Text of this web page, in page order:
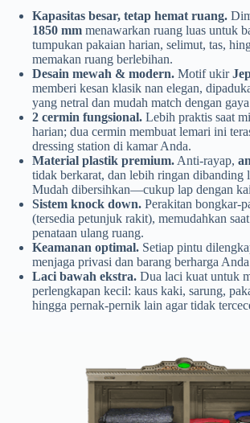
Kapasitas besar, tetap hemat ruang.
1850 mm menawarkan ruang luas untuk
tumpukan pakaian harian, selimut, tas,
memakan ruang berlebihan.
Desain mewah & modern. Motif ukir
memberi kesan klasik nan elegan,
yang netral dan mudah match dengan
2 cermin fungsional. Lebih praktis saat
harian; dua cermin membuat lemari ini
dressing station di kamar Anda.
Material plastik premium. Anti-rayap,
tidak berkarat, dan lebih ringan dibanding
Mudah dibersihkan—cukup lap dengan
Sistem knock down. Perakitan bongkar-
(tersedia petunjuk rakit), memudahkan
penataan ulang ruang.
Keamanan optimal. Setiap pintu
menjaga privasi dan barang berharga
Laci bawah ekstra. Dua laci kuat untuk
perlengkapan kecil: kaus kaki, sarung,
hingga pernak-pernik lain agar tidak